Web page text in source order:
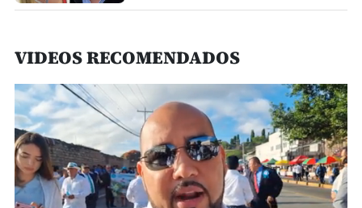
VIDEOS RECOMENDADOS